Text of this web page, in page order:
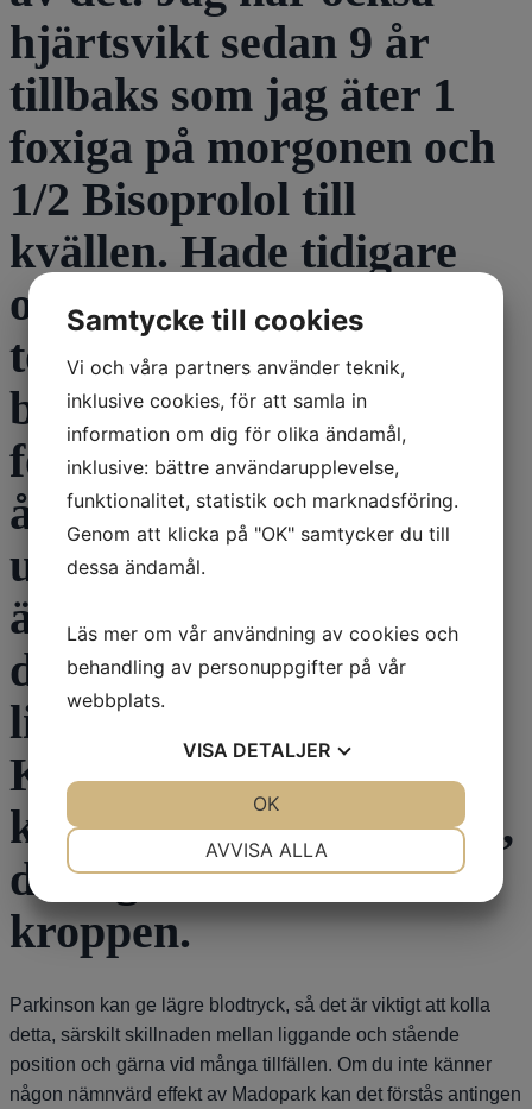
hjärtsvikt sedan 9 år
tillbaks som jag äter 1
foxiga på morgonen och
1/2 Bisoprolol till
kvällen. Hade tidigare
också Entresto men den
togs bort då mitt
blodtryck blev alldeles
för lågt. Har även haft
återkommande
urinvägsinfektioner och
äter nu antibiotika i låg
dos i 3 mån. Min
livskvalite är inte bra!
Känner mig aldrig pigg,
konstig känsla i huvudet,
darrig och orkeslös i
kroppen.
Parkinson kan ge lägre blodtryck, så det är viktigt att kolla
detta, särskilt skillnaden mellan liggande och stående
position och gärna vid många tillfällen. Om du inte känner
någon nämnvärd effekt av Madopark kan det förstås antingen
Samtycke till cookies
Vi och våra partners använder teknik,
inklusive cookies, för att samla in
information om dig för olika ändamål,
inklusive: bättre användarupplevelse,
funktionalitet, statistik och marknadsföring.
Genom att klicka på "OK" samtycker du till
dessa ändamål.
Läs mer om vår användning av cookies och
behandling av personuppgifter på vår
webbplats.
VISA DETALJER
MARKNADSFÖRING
AVVISA ALLA
OK